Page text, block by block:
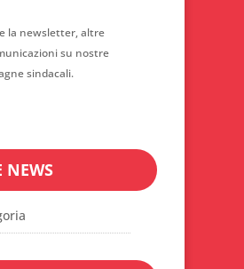
la newsletter, altre
su nostre
sindacali.
NEWS